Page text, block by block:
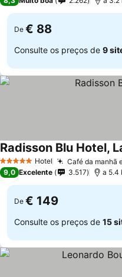
De € 88
Consulte os preços de 9
5 Estrelas Hotel Café da manhã
Radisson Blu Hotel,
9,0 Excelente 3.517 a 5.4
De € 149
Consulte os preços de 15